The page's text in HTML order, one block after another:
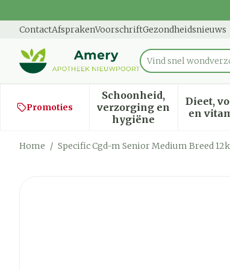
ContactAfsprakenVoorschriftGezondheidsnieuws
Product, merk,
Vind sn
Promoties
Schoonheid,
verzorging en
hygiëne
Toon submenu
Dieet,
en
Home / Specific Cgd-m Senior Medium Breed
Specific Cgd-m